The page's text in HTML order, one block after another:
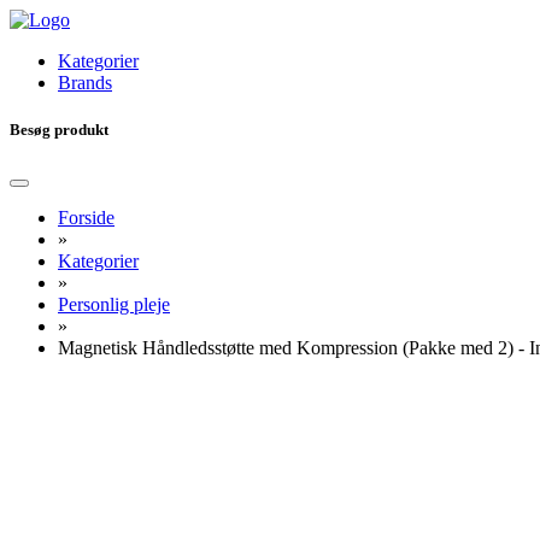
Kategorier
Brands
Besøg produkt
Forside
»
Kategorier
»
Personlig pleje
»
Magnetisk Håndledsstøtte med Kompression (Pakke med 2) -